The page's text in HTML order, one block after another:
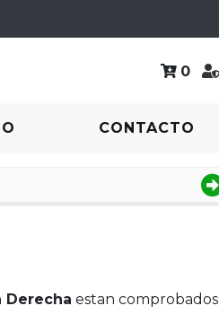
0
CONTACTO
Derecha estan comprobados